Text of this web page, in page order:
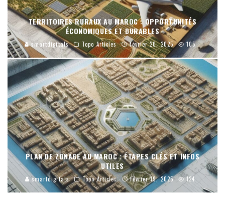
TERRITOIRES RURAUX AU MAROC : OPPORTUNITÉS
ÉCONOMIQUES ET DURABLES
smartdigitals Topo Articles février 20, 2025 105
PLAN DE ZONAGE AU MAROC : ÉTAPES CLÉS ET INFOS
UTILES
smartdigitals Topo Articles février 19, 2025 124